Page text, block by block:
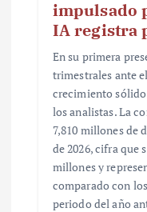
impulsado
IA registra
En su primera
trimestrales ante
crecimiento
los analistas. La
7,810 millones de
de 2026, cifra que
millones y
comparado con
periodo del año